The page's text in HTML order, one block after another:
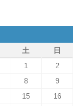
土
日
1
2
8
9
15
16